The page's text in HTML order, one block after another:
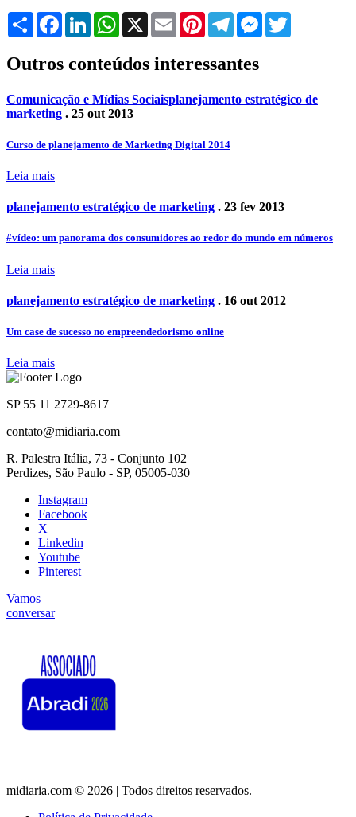
Share FacebookLinkedInWhatsApp
X Email PinterestTelegramMessenger
Outros conteúdos interessantes
Comunicação e Mídias Sociaisplanejamento estratégico de
marketing . 25 out 2013
Curso de planejamento de Marketing Digital 2014
Leia mais
planejamento estratégico de marketing . 23 fev 2013
#vídeo: um panorama dos consumidores ao redor do mundo em números
Leia mais
planejamento estratégico de marketing . 16 out 2012
Um case de sucesso no empreendedorismo online
Leia mais
SP 55 11 2729-8617
contato@midiaria.com
R. Palestra Itália, 73 - Conjunto 102
Perdizes, São Paulo - SP, 05005-030
Instagram
Facebook
X
Linkedin
Youtube
Pinterest
Vamos
conversar
midiaria.com © 2026 | Todos direitos reservados.